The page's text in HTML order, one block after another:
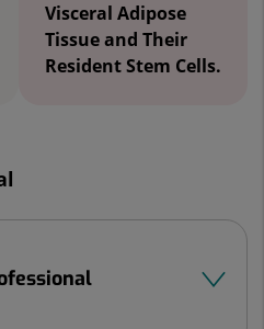
Visceral Adipose
Tissue and Their
Resident Stem Cells.